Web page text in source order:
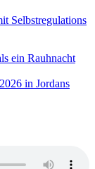
Selbstregulations
ein Rauhnacht
in Jordans